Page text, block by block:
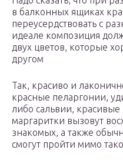
в балконных ящиках
переусердствовать с
идеале композиция
двух цветов, которые
другом
Так, красиво и
красные пеларгонии,
либо сальвии,
маргаритки вызовут
знакомых, а также
смогут пройти мимо